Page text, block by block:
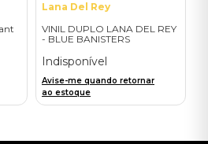
Lana Del Rey
VINIL DUPLO LANA DEL REY
- BLUE BANISTERS
- IMPORTADO
Indisponível
Avise-me quando retornar
ao estoque